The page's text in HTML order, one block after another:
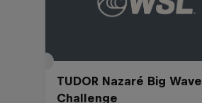
TUDOR Nazaré Big Wave
Challenge